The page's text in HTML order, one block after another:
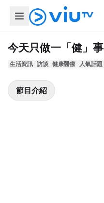
今天只做一「健」事
生活資訊 訪談 健康醫療 人氣話題
節目介紹